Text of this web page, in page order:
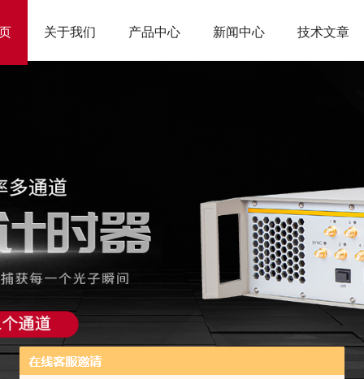
关于我们 产品中心 新闻中心 技术文章